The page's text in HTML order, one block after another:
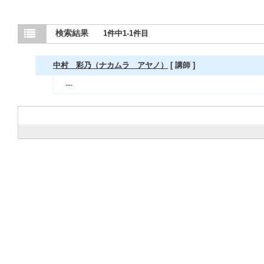
検索結果 1件中1-1件目
中村 彩乃（ナカムラ アヤノ） [ 講師 ]
---